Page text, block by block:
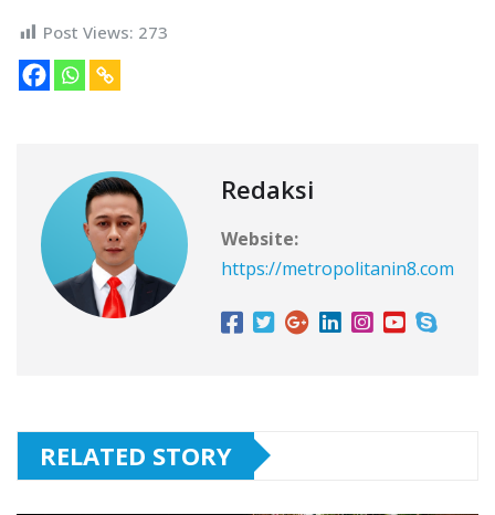
Post Views: 273
Redaksi
Website:
https://metropolitanin8.com
RELATED STORY